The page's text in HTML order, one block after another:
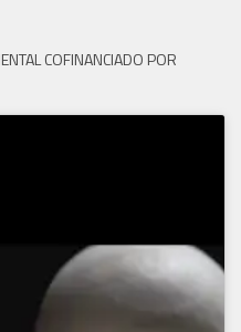
COFINANCIADO POR